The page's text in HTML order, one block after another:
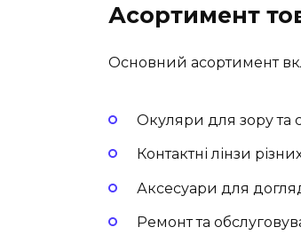
Асортимент
Основний асортимент
Окуляри для зору та
Контактні лінзи
Аксесуари для
Ремонт та